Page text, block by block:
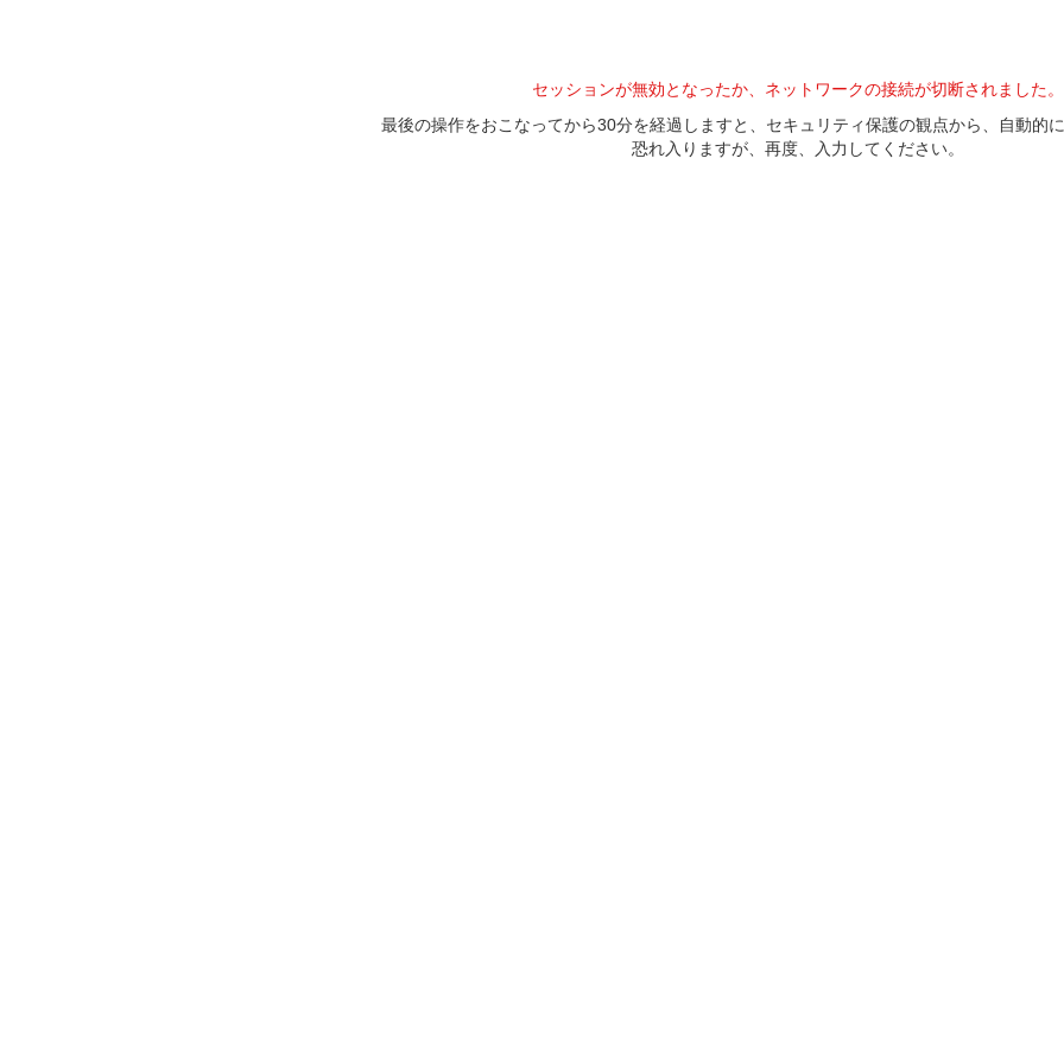
セッションが無効となったか、ネットワークの接続が切断されました。
最後の操作をおこなってから30分を経過しますと、セキュリティ保護の観点から、自動的に
恐れ入りますが、再度、入力してください。